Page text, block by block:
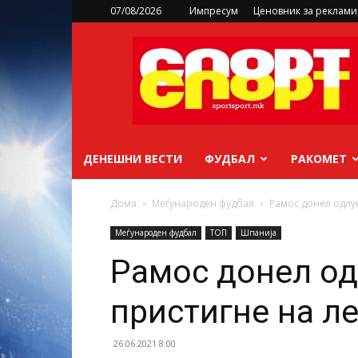
07/08/2026 Импресум Ценовник за
sportsport.mk
ДЕНЕШНИ ВЕСТИ ФУДБАЛ РАКОМЕТ
Дома Меѓународен фудбал Рамос донел
Меѓународен фудбал ТОП Шпанија
Рамос донел
пристигне на
26.06.2021 8:00